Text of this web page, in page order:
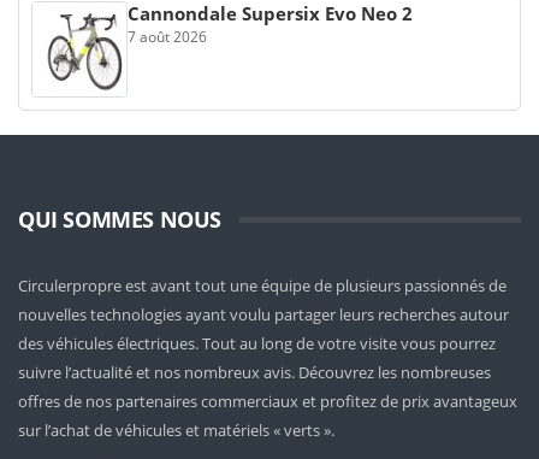
Cannondale Supersix Evo Neo 2
7 août 2026
QUI SOMMES NOUS
Circulerpropre est avant tout une équipe de plusieurs passionnés de
nouvelles technologies ayant voulu partager leurs recherches autour
des véhicules électriques. Tout au long de votre visite vous pourrez
suivre l’actualité et nos nombreux avis. Découvrez les nombreuses
offres de nos partenaires commerciaux et profitez de prix avantageux
sur l’achat de véhicules et matériels « verts ».